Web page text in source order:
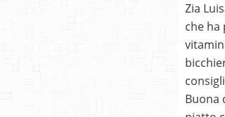
Zia
che ha
Buona